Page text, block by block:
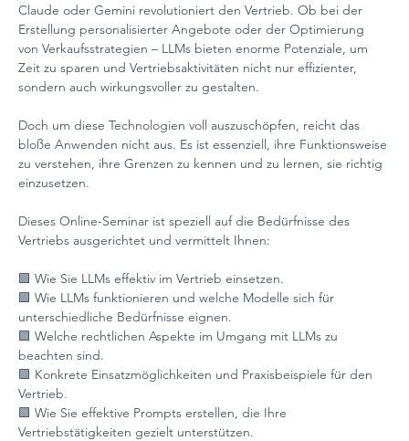
Claude oder Gemini revolutioniert den Vertrieb. Ob bei der
Erstellung personalisierter Angebote oder der Optimierung
von Verkaufsstrategien – LLMs bieten enorme Potenziale, um
Zeit zu sparen und Vertriebsaktivitäten nicht nur effizienter,
sondern auch wirkungsvoller zu gestalten.
Doch um diese Technologien voll auszuschöpfen, reicht das
bloße Anwenden nicht aus. Es ist essenziell, ihre Funktionsweise
zu verstehen, ihre Grenzen zu kennen und zu lernen, sie richtig
einzusetzen.
Dieses Online-Seminar ist speziell auf die Bedürfnisse des
Vertriebs ausgerichtet und vermittelt Ihnen:
🟪 Wie Sie LLMs effektiv im Vertrieb einsetzen.
🟪 Wie LLMs funktionieren und welche Modelle sich für
unterschiedliche Bedürfnisse eignen.
🟪 Welche rechtlichen Aspekte im Umgang mit LLMs zu
beachten sind.
🟪 Konkrete Einsatzmöglichkeiten und Praxisbeispiele für den
Vertrieb.
🟪 Wie Sie effektive Prompts erstellen, die Ihre
Vertriebstätigkeiten gezielt unterstützen.